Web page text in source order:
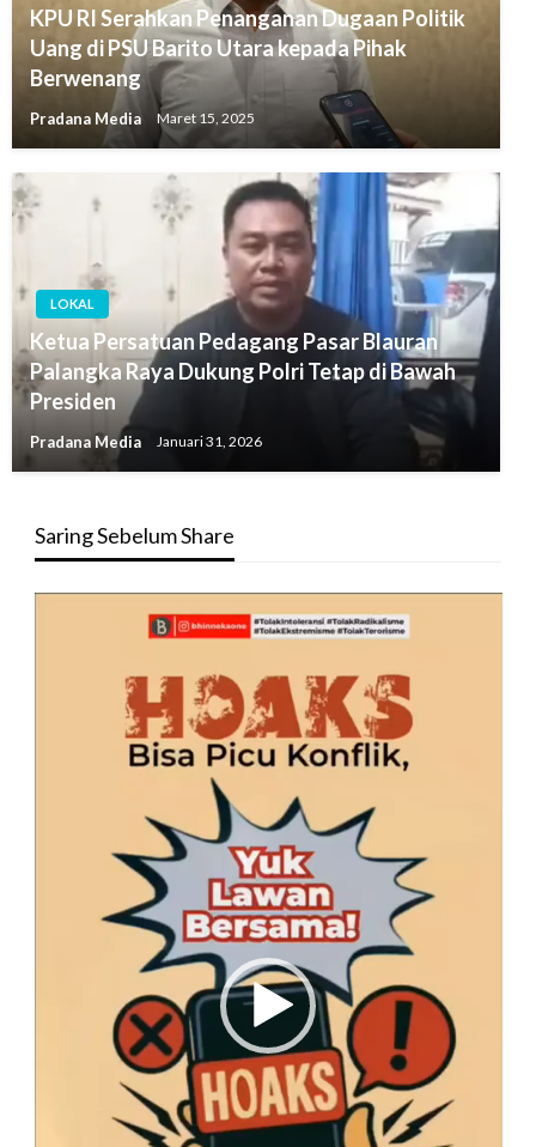
KPU RI Serahkan Penanganan Dugaan Politik
Uang di PSU Barito Utara kepada Pihak
Berwenang
Pradana Media Maret 15, 2025
LOKAL
Ketua Persatuan Pedagang Pasar Blauran
Palangka Raya Dukung Polri Tetap di Bawah
Presiden
Pradana Media Januari 31, 2026
Saring Sebelum Share